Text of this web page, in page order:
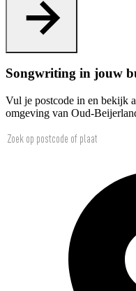
Songwriting in jouw
Vul je postcode in en bekijk
omgeving van Oud-